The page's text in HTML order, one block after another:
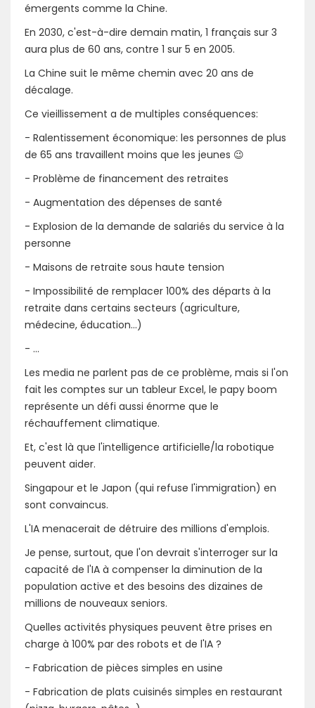
émergents comme la Chine.
En 2030, c'est-à-dire demain matin, 1 français sur 3
aura plus de 60 ans, contre 1 sur 5 en 2005.
La Chine suit le même chemin avec 20 ans de
décalage.
Ce vieillissement a de multiples conséquences:
- Ralentissement économique: les personnes de plus
de 65 ans travaillent moins que les jeunes 😉
- Problème de financement des retraites
- Augmentation des dépenses de santé
- Explosion de la demande de salariés du service à la
personne
- Maisons de retraite sous haute tension
- Impossibilité de remplacer 100% des départs à la
retraite dans certains secteurs (agriculture,
médecine, éducation...)
- ...
Les media ne parlent pas de ce problème, mais si l'on
fait les comptes sur un tableur Excel, le papy boom
représente un défi aussi énorme que le
réchauffement climatique.
Et, c'est là que l'intelligence artificielle/la robotique
peuvent aider.
Singapour et le Japon (qui refuse l'immigration) en
sont convaincus.
L'IA menacerait de détruire des millions d'emplois.
Je pense, surtout, que l'on devrait s'interroger sur la
capacité de l'IA à compenser la diminution de la
population active et des besoins des dizaines de
millions de nouveaux seniors.
Quelles activités physiques peuvent être prises en
charge à 100% par des robots et de l'IA ?
- Fabrication de pièces simples en usine
- Fabrication de plats cuisinés simples en restaurant